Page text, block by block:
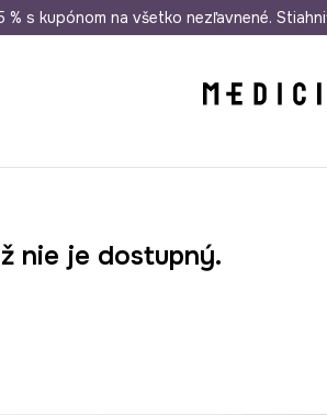
zadarmo od 50 € Odoslanie aj do
% s kupónom na všetko nezľavnené.
nie je dostupný.